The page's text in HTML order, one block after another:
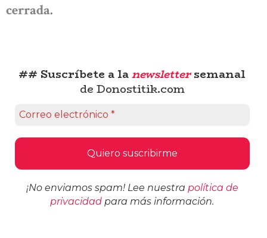
cerrada.
## Suscríbete a lanewslettersemanal
de Donostitik.com
¡No enviamos spam! Lee nuestra política de
privacidad para más información.